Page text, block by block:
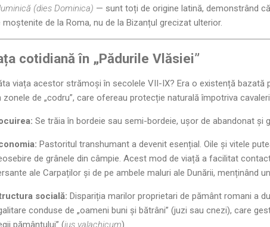
(dies Dominica) — sunt toți de origine latină, demonstrând
de la Roma, nu de la Bizanțul grecizat ulterior.
cotidiană în „Pădurile Vlăsiei”
viața acestor strămoși în secolele VII-IX? Era o existență bazată
zonele de „codru”, care ofereau protecție naturală împotriva
Se trăia în bordeie sau semi-bordeie, ușor de abandonat și
Pastoritul transhumant a devenit esențial. Oile și vitele
de grânele din câmpie. Acest mod de viață a facilitat
ale Carpaților și de pe ambele maluri ale Dunării, menținând
socială: Dispariția marilor proprietari de pământ romani a
conduse de „oameni buni și bătrâni” (juzi sau cnezi), care
pământului” (jus valachicum).